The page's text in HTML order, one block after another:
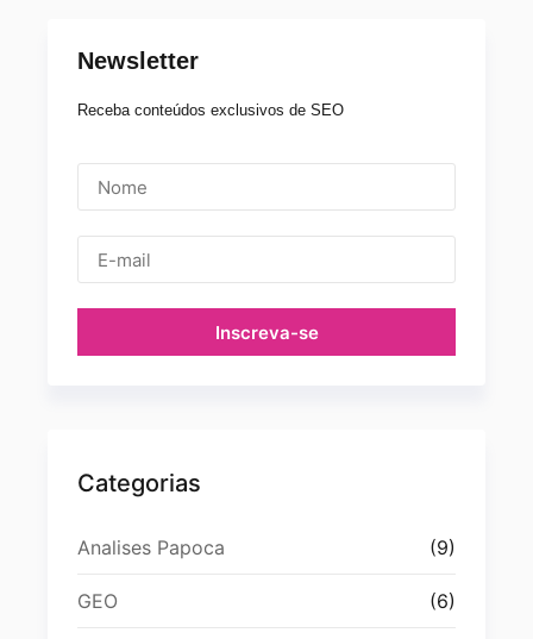
Newsletter
Receba conteúdos exclusivos de SEO
Inscreva-se
Categorias
Analises Papoca (9)
GEO (6)